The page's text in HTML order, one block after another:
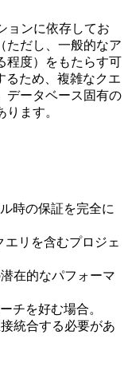
ョンに依存してお
ただし、一般的なア
程度）をもたらす可
るため、複雑なクエ
データベース固有の
ます。
時の保証を完全に
エリを含むプロジェ
在的なパフォーマ
チを好む場合。
統合する必要があ